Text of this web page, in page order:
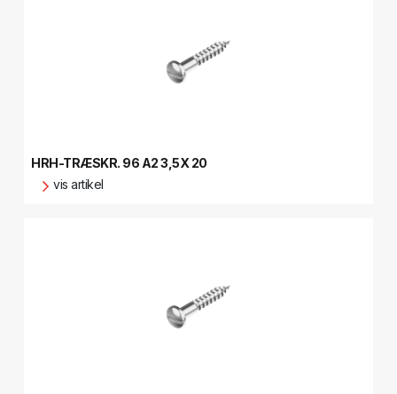
HRH-TRÆSKR. 96 A2 3,5X 20
vis artikel